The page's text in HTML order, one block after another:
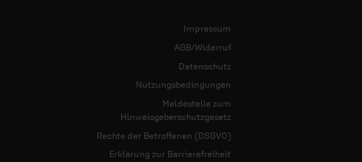
Impressum
AGB/Widerruf
Datenschutz
Nutzungsbedingungen
Meldestelle zum
Hinweisgeberschutzgesetz
Rechte der Betroffenen (DSGVO)
Erklärung zur Barrierefreiheit